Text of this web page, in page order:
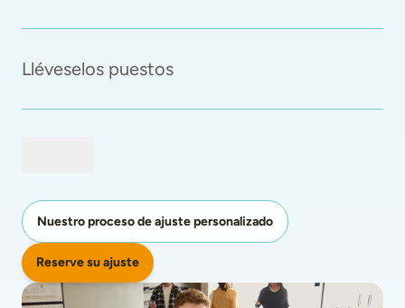
Lléveselos puestos
Nuestro proceso de ajuste personalizado
Reserve su ajuste